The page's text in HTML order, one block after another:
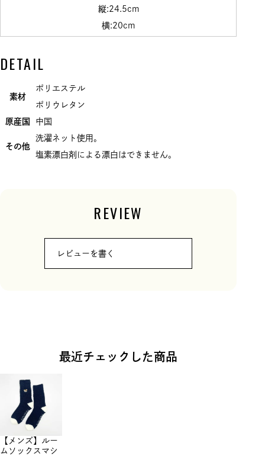
縦:24.5cm
横:20cm
DETAIL
素材
ポリエステル
ポリウレタン
原産国
中国
その他
洗濯ネット使用。
塩素漂白剤による漂白はできません。
REVIEW
レビューを書く
最近チェックした商品
【メンズ】ルー
ムソックスマシ